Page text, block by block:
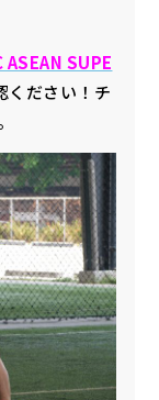
ASEAN SUPE
ください！チ